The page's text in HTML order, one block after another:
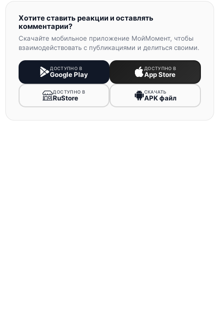
Хотите ставить реакции и оставлять
комментарии?
Скачайте мобильное приложение МойМомент, чтобы
взаимодействовать с публикациями и делиться своими.
ДОСТУПНО В
Google Play
ДОСТУПНО В
App Store
ДОСТУПНО В
RuStore
СКАЧАТЬ
APK файл